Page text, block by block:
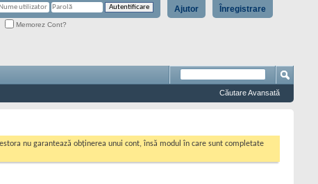
Înregistrare
Ajutor
Memorez Cont?
Căutare Avansată
nu garantează obținerea unui cont, însă modul în care sunt completate